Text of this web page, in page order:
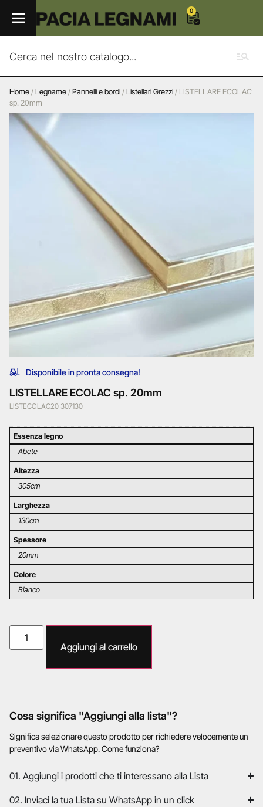
0
Home/Legname/Pannelli e bordi/Listellari Grezzi/ LISTELLARE ECOLAC
sp. 20mm
Disponibile in pronta consegna!
LISTELLARE ECOLAC sp. 20mm
LISTECOLAC20_307130
Essenza legno
Abete
Altezza
305cm
Larghezza
130cm
Spessore
20mm
Colore
Bianco
Aggiungi al carrello
Cosa significa "Aggiungi alla lista"?
Significa selezionare questo prodotto per richiedere velocemente un
preventivo via WhatsApp. Come funziona?
01. Aggiungi i prodotti che ti interessano alla Lista
02. Inviaci la tua Lista su WhatsApp in un click